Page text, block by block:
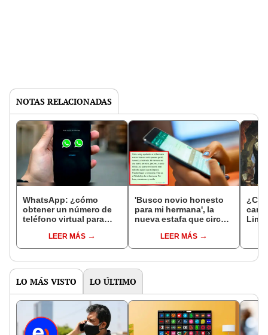
NOTAS RELACIONADAS
WhatsApp: ¿cómo
obtener un número de
teléfono virtual para
LEER MÁS
'Busco novio honesto
para mi hermana', la
nueva estafa que circula
LEER MÁS
carta
Lima
LO MÁS VISTO LO ÚLTIMO